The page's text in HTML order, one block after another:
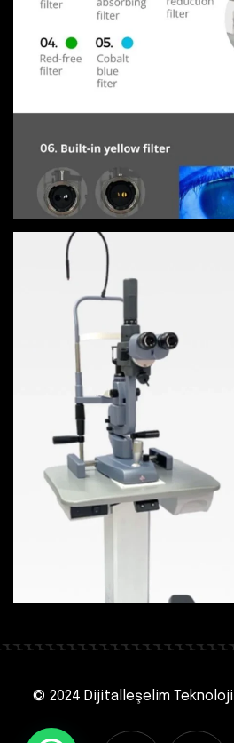
© 2024 Dijitalleşelim Teknoloji